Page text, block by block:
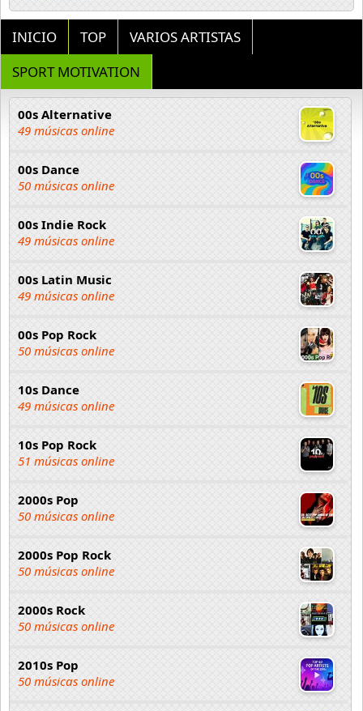
INICIO TOP
VARIOS ARTISTAS
SPORT MOTIVATION
00s Alternative
49 músicas online
00s Dance
50 músicas online
00s Indie Rock
49 músicas online
00s Latin Music
49 músicas online
00s Pop Rock
50 músicas online
10s Dance
49 músicas online
10s Pop Rock
51 músicas online
2000s Pop
50 músicas online
2000s Pop Rock
50 músicas online
2000s Rock
50 músicas online
2010s Pop
50 músicas online